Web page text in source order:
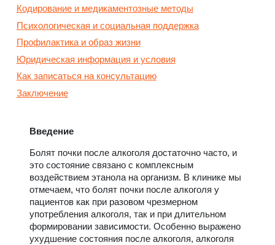
Кодирование и медикаментозные методы
Психологическая и социальная поддержка
Профилактика и образ жизни
Юридическая информация и условия
Как записаться на консультацию
Заключение
Введение
Болят почки после алкоголя достаточно часто, и
это состояние связано с комплексным
воздействием этанола на организм. В клинике мы
отмечаем, что болят почки после алкоголя у
пациентов как при разовом чрезмерном
употребления алкоголя, так и при длительном
формировании зависимости. Особенно выражено
ухудшение состояния после алкоголя, алкоголя